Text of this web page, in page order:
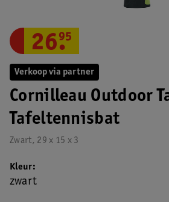
Verkoop via partner
Cornilleau Outdoor
Tafeltennisbat
Zwart, 29 x 15 x 3
26.
95
Kleur
zwart